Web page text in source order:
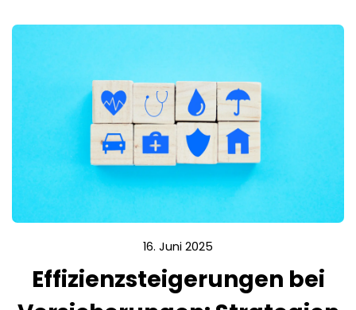
16. Juni 2025
Effizienzsteigerungen bei